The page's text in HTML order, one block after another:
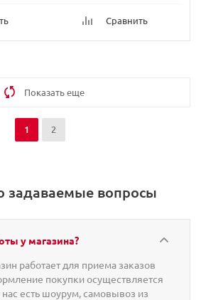
Сравнить
Показать еще
1 2
задаваемые вопросы
у магазина?
работает для приема заказов
покупки осуществляется
нас есть шоурум, самовывоз из